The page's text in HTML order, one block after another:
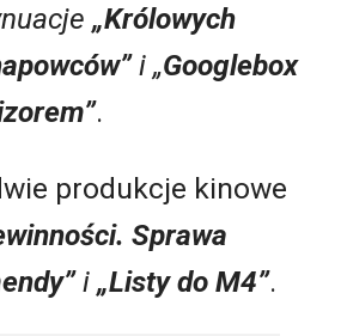
„Królowych
i „Googlebox
.
produkcje kinowe
Sprawa
i „Listy do M4”.